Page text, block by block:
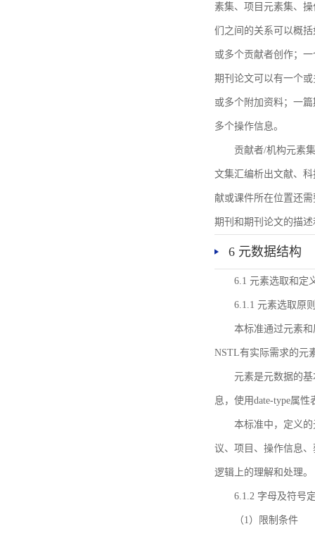
素集、项目元素集、
们之间的关系可以概
或多个贡献者创作；
期刊论文可以有一个
或多个附加资料；一
多个操作信息。
贡献者/机构元素
文集汇编析出文献、
献或课件所在位置还
期刊和期刊论文的描
6 元数据结构
6.1 元素选取和定
6.1.1 元素选取原
本标准通过元素
NSTL有实际需求的元
元素是元数据的
息，使用date-type属
本标准中，定义
议、项目、操作信息
逻辑上的理解和处理。
6.1.2 字母及符号
（1）限制条件